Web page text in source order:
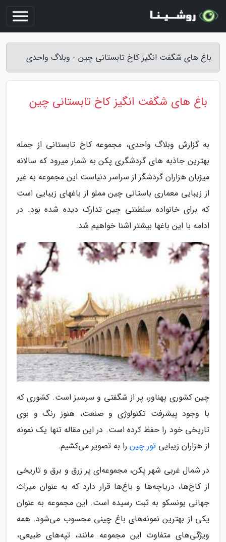
باغ های شگفت انگیز کاخ تابستانی چین - وبلاگ واحدی
باغ های شگفت انگیز کاخ تابستانی چین
به گزارش وبلاگ واحدی، مجموعه کاخ تابستانی از جمله
بهترین جاذبه های گردشگری پکن به شمار میرود که سالانه
میزبان هزاران گردشگر از سراسر دنیاست این مجموعه به غیر
از زیبایی معماری باستانی چین مملو از باغهای زیبایی است
که برای خانواده سلطنتی چین تدارک دیده شده بود. در
ادامه با این باغها بیشتر اشنا خواهیم شد.
چین کشوری پهناور، پر از شگفتی و سرسبز است. کشوری که
با وجود پیشرفت تکنولوژی و صنعت، هنوز رنگ و بوی
تاریخی خود را حفظ کرده است. در این مقاله تنها یک نمونه
از هزاران زیبایی تور چین را به تصویر می‌کشیم.
در شمال غربی شهر پکن، مجموعه‌ای پر زرق و برق و تاریخی
از کاخ‌ها، دریاچه‌ها و باغ‌ها قرار دارد که به عنوان میراث
جهانی یونسکو به ثبت رسیده است. این مجموعه به عنوان
یکی از بهترین نمونه‌های باغ چینی محسوب می‌شود. همه
ویژگی‌های متفاوت این مجموعه مانند، تپه‌های طبیعی،